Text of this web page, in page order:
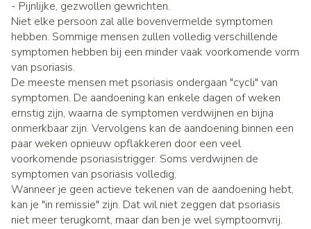
- Pijnlijke, gezwollen gewrichten.
Niet elke persoon zal alle bovenvermelde symptomen
hebben. Sommige mensen zullen volledig verschillende
symptomen hebben bij een minder vaak voorkomende vorm
van psoriasis.
De meeste mensen met psoriasis ondergaan "cycli" van
symptomen. De aandoening kan enkele dagen of weken
ernstig zijn, waarna de symptomen verdwijnen en bijna
onmerkbaar zijn. Vervolgens kan de aandoening binnen een
paar weken opnieuw opflakkeren door een veel
voorkomende psoriasistrigger. Soms verdwijnen de
symptomen van psoriasis volledig.
Wanneer je geen actieve tekenen van de aandoening hebt,
kan je "in remissie" zijn. Dat wil niet zeggen dat psoriasis
niet meer terugkomt, maar dan ben je wel symptoomvrij.